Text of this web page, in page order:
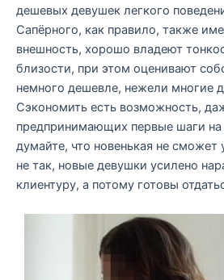
дешевых девушек легкого
Сапёрного, как правило, также
внешность, хорошо владеют
близости, при этом оценивают
немного дешевле, нежели многие
Сэкономить есть возможность,
предпринимающих первые шаги
думайте, что новенькая не сможет
не так, новые девушки усилено
клиентуру, а потому готовы